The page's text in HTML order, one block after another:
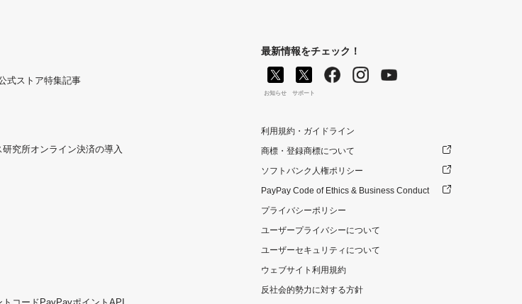
式ストア特集記事
研究所オンライン決済の導入
最新情報をチェック！
お知らせ サポート
利用規約・ガイドライン
商標・登録商標について
ソフトバンク人権ポリシー
PayPay Code of Ethics & Business Conduct
プライバシーポリシー
ユーザープライバシーについて
ユーザーセキュリティについて
ウェブサイト利用規約
反社会的勢力に対する方針